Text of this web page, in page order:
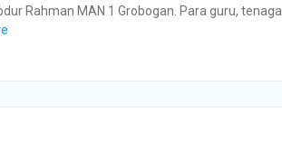
Rahman MAN 1 Grobogan. Para guru, tenaga